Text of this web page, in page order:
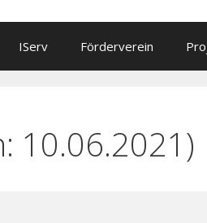
IServ Förderverein
10.06.2021)